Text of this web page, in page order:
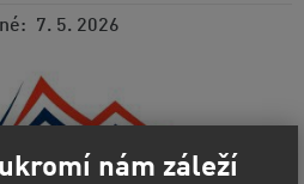
7. 5. 2026
nám záleží